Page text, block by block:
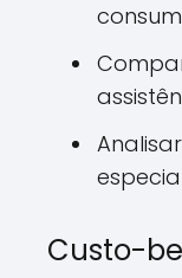
Custo-